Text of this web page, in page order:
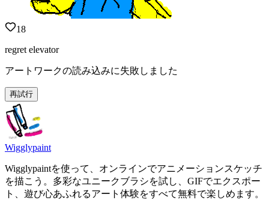
18
regret elevator
アートワークの読み込みに失敗しました
再試行
Wigglypaint
Wigglypaintを使って、オンラインでアニメーションスケッチ
を描こう。多彩なユニークブラシを試し、GIFでエクスポー
ト、遊び心あふれるアート体験をすべて無料で楽しめます。